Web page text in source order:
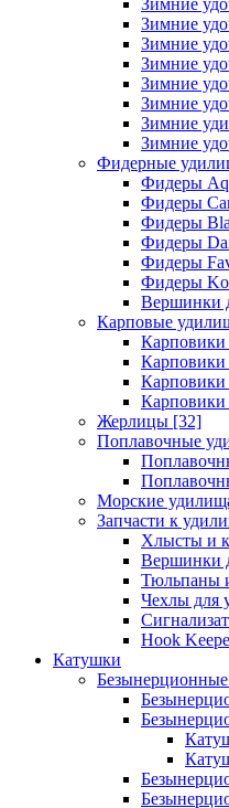
Зимние
Зимние
Зимние
Зимние
Зимние
Зимние
Зимние
Зимние
Фидерные
Фидеры
Фидеры
Фидеры
Фидеры
Фидеры
Фидеры
Вершинки
Карповые
Карповики
Карповики
Жерлицы [32]
Поплавочные
Морские
Запчасти к
Хлысты и
Вершинки
Тюльпаны
Чехлы для
Hook
Катушки